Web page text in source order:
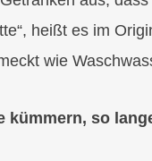
heißt es im
wie
kümmern, so